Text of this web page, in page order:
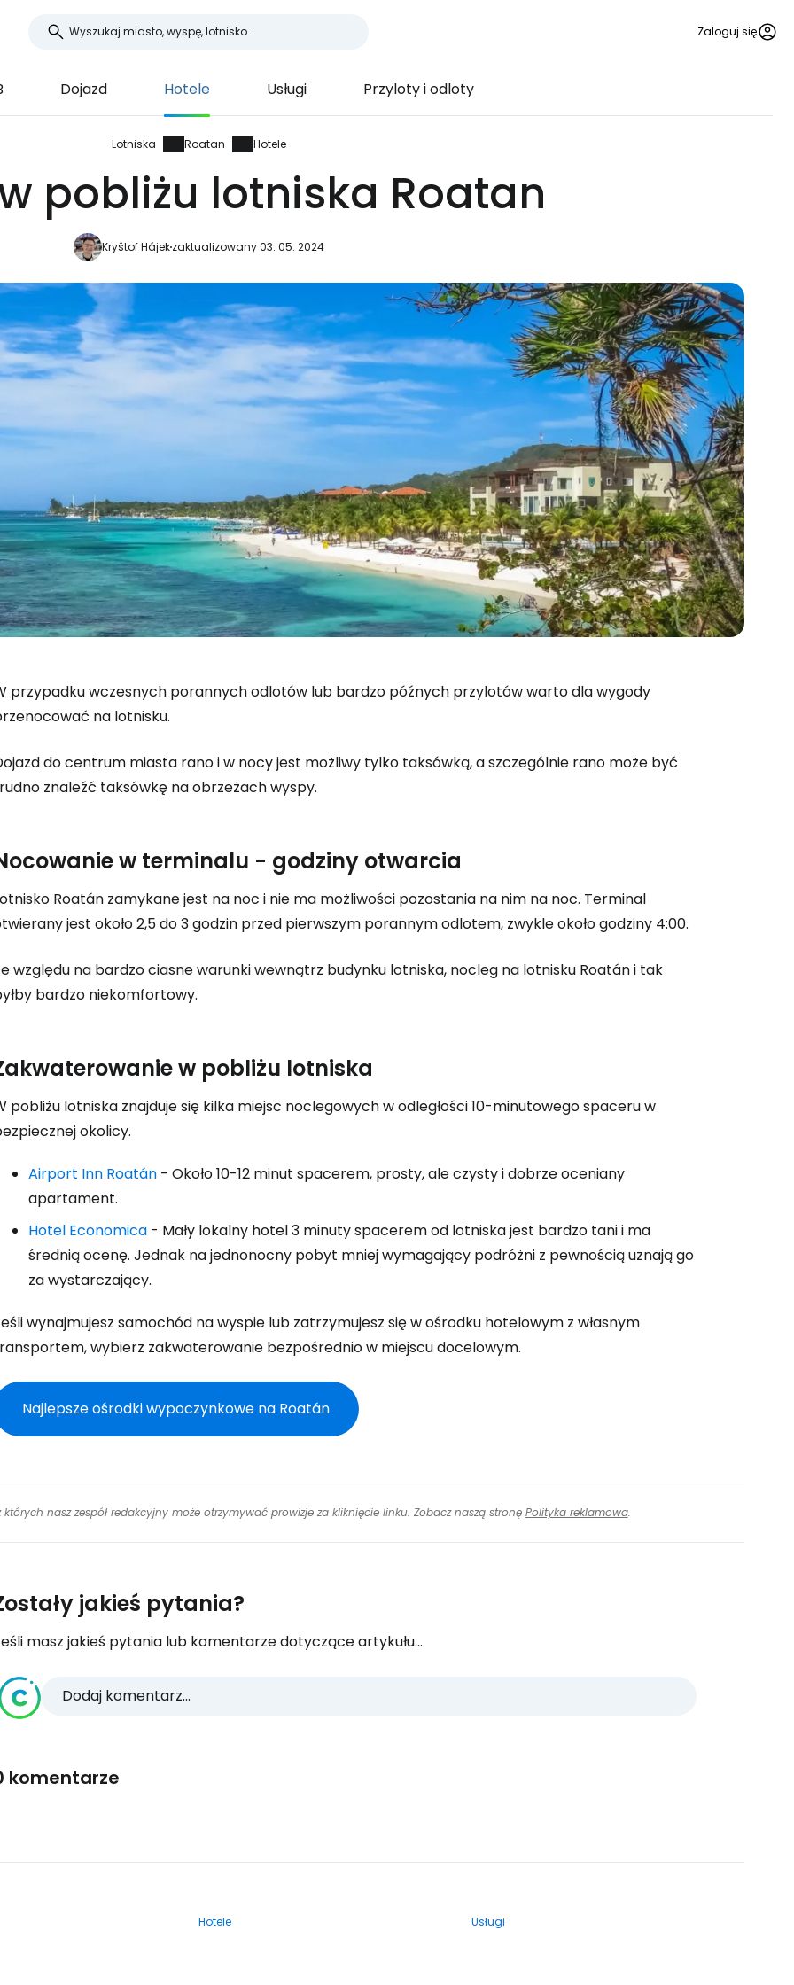
Zaloguj się
Dojazd Hotele Usługi Przyloty i odloty
Lotniska Roatan Hotele
pobliżu lotniska Roatan
Kryštof Hájekzaktualizowany 03. 05. 2024
przypadku wczesnych porannych odlotów lub bardzo późnych przylotów warto dla wygody
na lotnisku.
do centrum miasta rano i w nocy jest możliwy tylko taksówką, a szczególnie rano może być
znaleźć taksówkę na obrzeżach wyspy.
w terminalu - godziny otwarcia
Roatán zamykane jest na noc i nie ma możliwości pozostania na nim na noc. Terminal
jest około 2,5 do 3 godzin przed pierwszym porannym odlotem, zwykle około godziny 4:00.
względu na bardzo ciasne warunki wewnątrz budynku lotniska, nocleg na lotnisku Roatán i tak
bardzo niekomfortowy.
w pobliżu lotniska
pobliżu lotniska znajduje się kilka miejsc noclegowych w odległości 10-minutowego spaceru w
okolicy.
Airport Inn Roatán - Około 10-12 minut spacerem, prosty, ale czysty i dobrze oceniany
apartament.
Hotel Economica - Mały lokalny hotel 3 minuty spacerem od lotniska jest bardzo tani i ma
średnią ocenę. Jednak na jednonocny pobyt mniej wymagający podróżni z pewnością uznają go
za wystarczający.
wynajmujesz samochód na wyspie lub zatrzymujesz się w ośrodku hotelowym z własnym
wybierz zakwaterowanie bezpośrednio w miejscu docelowym.
Najlepsze ośrodki wypoczynkowe na Roatán
nasz zespół redakcyjny może otrzymywać prowizje za kliknięcie linku. Zobacz naszą stronę Polityka reklamowa.
jakieś pytania?
masz jakieś pytania lub komentarze dotyczące artykułu...
Dodaj komentarz...
komentarze
Hotele Usługi
Zaloguj się do Cestee
... światowej społeczności podróżniczej
Kontynuuj z Google